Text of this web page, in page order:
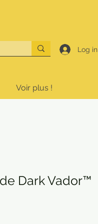
Log in
Voir plus !
Dark Vador™